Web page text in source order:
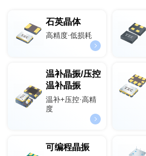
石英晶体
高精度·低损耗
温补晶振/压控
温补晶振
温补+压控·高精
度
可编程晶振